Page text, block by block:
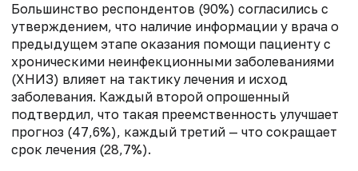
Большинство респондентов (90%) согласились с
утверждением, что наличие информации у врача о
предыдущем этапе оказания помощи пациенту с
хроническими неинфекционными заболеваниями
(ХНИЗ) влияет на тактику лечения и исход
заболевания. Каждый второй опрошенный
подтвердил, что такая преемственность улучшает
прогноз (47,6%), каждый третий — что сокращает
срок лечения (28,7%).